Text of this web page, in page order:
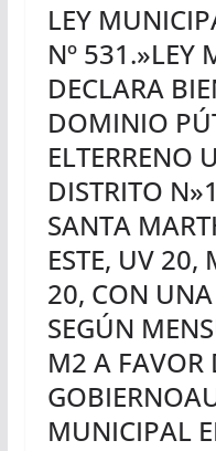
LEY
Nº 531.»LEY
DECLARA
DOMINIO
ELTERRENO
DISTRITO
SANTA
ESTE, UV 20,
20, CON UNA
SEGÚN
M2 A FAVOR
MUNICIPAL